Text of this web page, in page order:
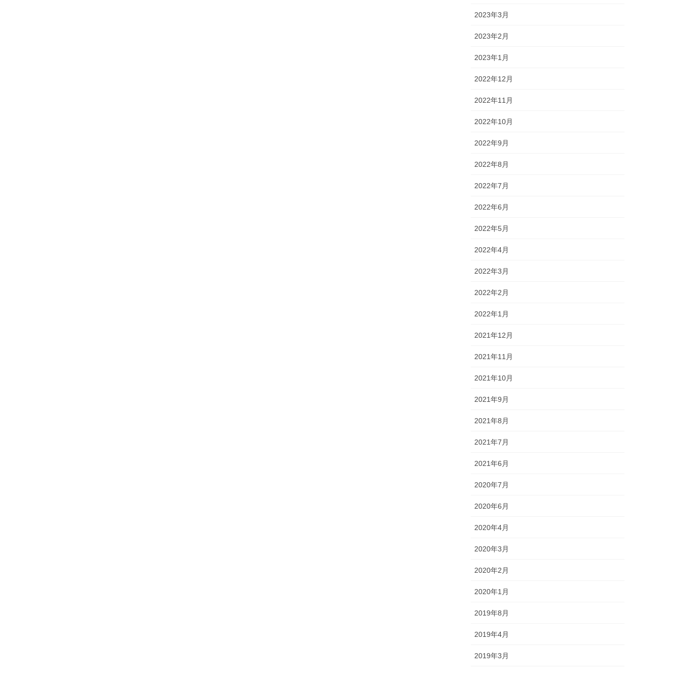
2023年3月
2023年2月
2023年1月
2022年12月
2022年11月
2022年10月
2022年9月
2022年8月
2022年7月
2022年6月
2022年5月
2022年4月
2022年3月
2022年2月
2022年1月
2021年12月
2021年11月
2021年10月
2021年9月
2021年8月
2021年7月
2021年6月
2020年7月
2020年6月
2020年4月
2020年3月
2020年2月
2020年1月
2019年8月
2019年4月
2019年3月